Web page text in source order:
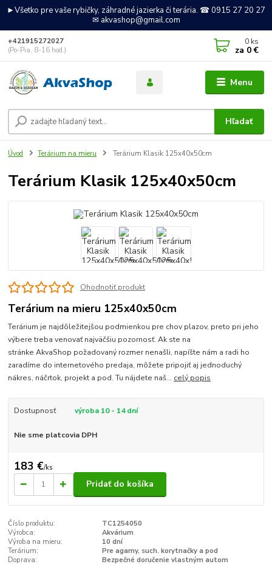
►Všetko pre vaše rybičky, záhradné jazierka či terária. ☎ 0915 27 20 27
✉ akvashop@gmail.com
Menu
Hľadať
+421915272027
(Po-Pia, 8-16 hod.)
0 ks
za 0 €
Úvod Terárium na mieru Terárium Klasik 125x40x50cm
Terárium Klasik 125x40x50cm
Ohodnotiť produkt
Terárium na mieru 125x40x50cm
Terárium je najdôležitejšou podmienkou pre chov plazov, preto pri jeho
výbere treba venovať najväčšiu pozornosť. Ak ste na
stránke AkvaShop požadovaný rozmer nenašli, napíšte nám a radi ho
zaradíme do internetového predaja, môžete pripojiť aj jednoduchý
nákres, náčrtok, projekt a pod. Tu nájdete naš... celý popis
Dostupnosť výroba 10 - 14 dní
Nie sme platcovia DPH
183 €/ks
Pridať do košíka
Číslo produktu:
TC1254050
Výrobca:
Akvárium
Výroba na mieru:
10 dní
Terárium:
Pre agamy, such. korytnačky a pod
Doprava:
Bezpečné doručenie vlastným autom